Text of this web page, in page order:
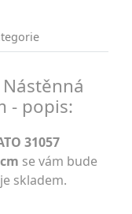
Nástěnná
- popis:
31057
se vám bude
skladem.